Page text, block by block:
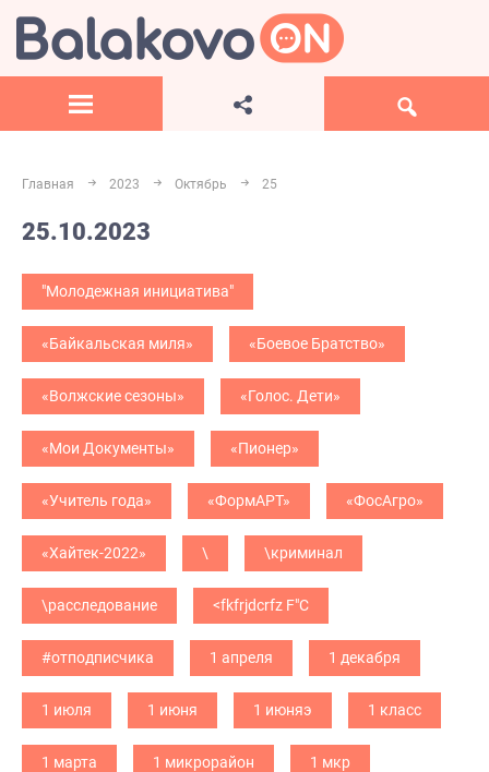
Главная 2023 Октябрь 25
25.10.2023
"Молодежная инициатива"
«Байкальская миля» «Боевое Братство»
«Волжские сезоны» «Голос. Дети»
«Мои Документы» «Пионер»
«Учитель года» «ФормАРТ» «ФосАгро»
«Хайтек-2022» \ \криминал
\расследование <fkfrjdcrfz F"C
#отподписчика 1 апреля 1 декабря
1 июля 1 июня 1 июняэ 1 класс
1 марта 1 микрорайон 1 мкр